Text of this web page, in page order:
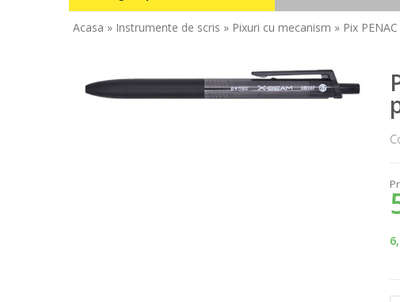
Acasa » Instrumente de scris » Pixuri cu mecanism » Pix